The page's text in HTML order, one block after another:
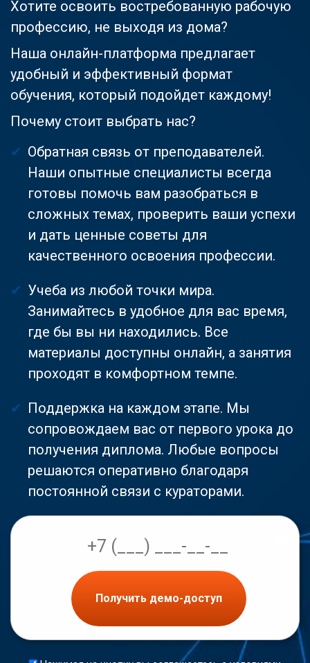
Хотите освоить востребованную рабочую
профессию, не выходя из дома?
Наша онлайн-платформа предлагает
удобный и эффективный формат
обучения, который подойдет каждому!
Почему стоит выбрать нас?
Обратная связь от преподавателей.
Наши опытные специалисты всегда
готовы помочь вам разобраться в
сложных темах, проверить ваши успехи
и дать ценные советы для
качественного освоения профессии.
Учеба из любой точки мира.
Занимайтесь в удобное для вас время,
где бы вы ни находились. Все
материалы доступны онлайн, а занятия
проходят в комфортном темпе.
Поддержка на каждом этапе. Мы
сопровождаем вас от первого урока до
получения диплома. Любые вопросы
решаются оперативно благодаря
постоянной связи с кураторами.
Получить демо-доступ